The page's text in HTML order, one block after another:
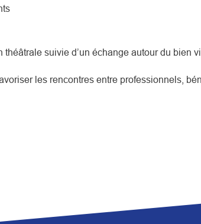
théâtrale suivie d’un échange autour du bien
les rencontres entre professionnels,